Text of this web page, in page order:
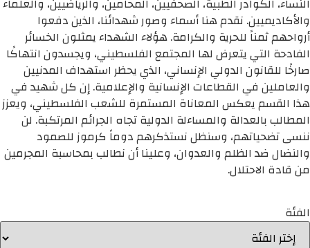
النساء، الكوادر الطبية، الصحفيين، المحامين، والرياضيين، والعلماء
والأكاديميين. نقدم هنا أسماء وصور شهدائنا، الذين دفعوا
أرواحهم ثمناً للحرية والكرامة. هؤلاء الشهداء يمثلون الخسائر
الفادحة التي يتعرض لها المجتمع الفلسطيني، ويجسدون انتهاكًا
صارخًا للقانون الدولي الإنساني، الذي يحظر استهداف المدنيين
والعاملين في القطاعات الإنسانية والإعلامية. إن كل شهيد في
هذا القسم يعكس المعاناة المستمرة للشعب الفلسطيني، ويعزز
المطالب بالعدالة والمساءلة الدولية تجاه الجرائم المرتكبة. لن
ننسى تضحياتهم، وسنظل نستذكرهم دوماً كرموز للصمود
والنضال ضد الظلم والعدوان، وعلينا أن نطالب بمحاسبة المجرمين
من قادة الاحتلال.
الفئة